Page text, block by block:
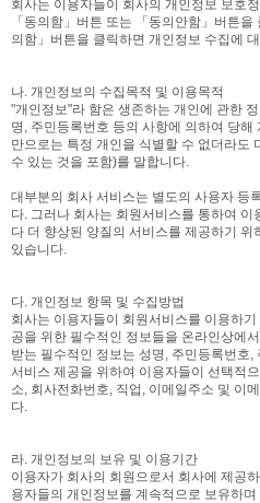
회사는 이용자들이 회사의 개인정보 보호
「동의함」버튼 또는 「동의안함」버튼
의함」버튼을 클릭하면 개인정보 수집에
나. 개인정보의 수집목적 및 이용목적
"개인정보"라 함은 생존하는 개인에 관한
명, 주민등록번호 등의 사항에 의하여 당
만으로는 특정 개인을 식별할 수 없더라도
수 있는 것을 포함)를 말합니다.
대부분의 회사 서비스는 별도의 사용자 등
다. 그러나 회사는 회원서비스를 통하여
다 더 향상된 양질의 서비스를 제공하기
있습니다.
다. 개인정보 항목 및 수집방법
회사는 이용자들이 회원서비스를 이용하
공을 위한 필수적인 정보들을 온라인상에
받는 필수적인 정보는 성명, 주민등록번호,
서비스 제공을 위하여 이용자들이 선택적
소, 회사전화번호, 직업, 이메일주소 및 이
다.
라. 개인정보의 보유 및 이용기간
이용자가 회사의 회원으로서 회사에 제공
용자들의 개인정보를 계속적으로 보유하